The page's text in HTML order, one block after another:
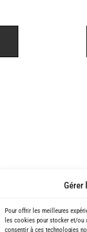
Gérer
Pour offrir les meilleures
les cookies pour stocker et/ou
consentir à ces technologies